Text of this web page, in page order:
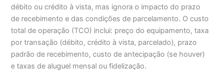
débito ou crédito à vista, mas ignora o impacto do prazo
de recebimento e das condições de parcelamento. O custo
total de operação (TCO) inclui: preço do equipamento, taxa
por transação (débito, crédito à vista, parcelado), prazo
padrão de recebimento, custo de antecipação (se houver)
e taxas de aluguel mensal ou fidelização.